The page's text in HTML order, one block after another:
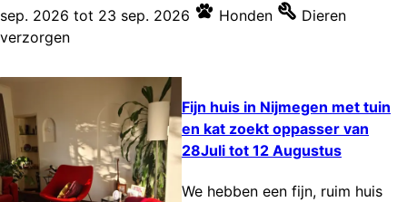
sep. 2026 tot 23 sep. 2026 Honden
Dieren
verzorgen
Fijn huis in Nijmegen met tuin
en kat zoekt oppasser van
28Juli tot 12 Augustus
We hebben een fijn, ruim huis